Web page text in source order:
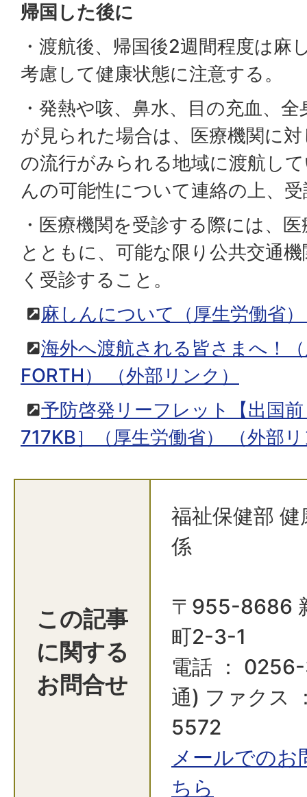
帰国した後に
・渡航後、帰国後2週間程度は麻
考慮して健康状態に注意する。
・発熱や咳、鼻水、目の充血、
が見られた場合は、医療機関に
の流行がみられる地域に渡航し
んの可能性について連絡の上、
・医療機関を受診する際には、
とともに、可能な限り公共交通
く受診すること。
麻しんについて（厚生労働省）
海外へ渡航される皆さまへ！
FORTH）
（外部リンク）
予防啓発リーフレット【出国
717KB］（厚生労働省）
（外部
この記事
に関する
お問合せ
福祉保健部
係
〒955-8686
町2-3-1
電話 ：
通) ファクス
5572
メールでの
ちら